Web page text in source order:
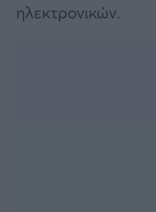
ηλεκτρονικών.